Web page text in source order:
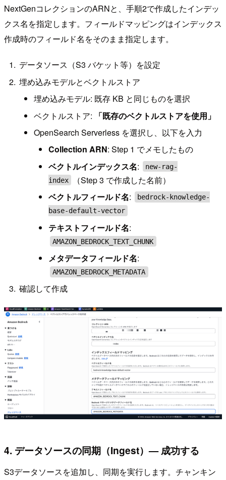
NextGenコレクションのARNと、手順2で作成したインデッ
クス名を指定します。フィールドマッピングはインデックス
作成時のフィールド名をそのまま指定します。
データソース（S3 バケット等）を設定
埋め込みモデルとベクトルストア
埋め込みモデル: 既存 KB と同じものを選択
ベクトルストア:
「既存のベクトルストアを使用」
OpenSearch Serverless を選択し、以下を入力
Collection ARN: Step 1 でメモしたもの
ベクトルインデックス名:
new-rag-
index
（Step 3 で作成した名前）
ベクトルフィールド名:
bedrock-knowledge-
base-default-vector
テキストフィールド名:
AMAZON_BEDROCK_TEXT_CHUNK
メタデータフィールド名:
AMAZON_BEDROCK_METADATA
確認して作成
4. データソースの同期（Ingest）— 成功する
S3データソースを追加し、同期を実行します。チャンキン